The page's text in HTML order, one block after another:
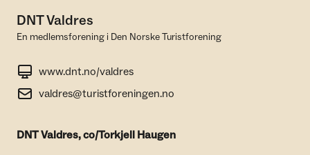
DNT Valdres
En medlemsforening i Den Norske Turistforening
www.dnt.no/valdres
valdres@turistforeningen.no
DNT Valdres, co/Torkjell Haugen